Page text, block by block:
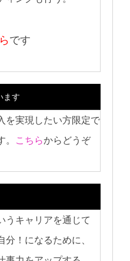
です
ます
を実現したい方限定で
こちらからどうぞ
うキャリアを通じて
！になるために、